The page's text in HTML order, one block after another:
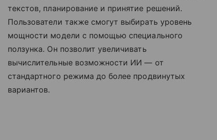
текстов, планирование и принятие решений.
Пользователи также смогут выбирать уровень
мощности модели с помощью специального
ползунка. Он позволит увеличивать
вычислительные возможности ИИ — от
стандартного режима до более продвинутых
вариантов.